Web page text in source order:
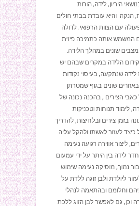
היריון, לידה, הורות
הנקה והיא עובדת בבתי חולים
עם הצוות הרפואי. לדולה
המשמש אותה כתמיכה פיזית
שונים במהלך הלידה.
הלידה במקרים שבהם יש
לידה שנתקעה, בעיסוי נקודות
שונים בגוף שמטרתן
הצירים , בהכנה נכונה של
לימוד תנוחות וטכניקות
בזמן צירים ובלחיצות, להדריך
לעזור לאשתו ולהקל עליה
ליצור אווירה רגועה נעימה
לידה בין היתר על ידי עמעום
נמוך, מוסיקה נעימה שימוש
ליולדת ולבן זוגה ללדת על
וחלומם ובהתאמה לנהלי
וכן, גם לאפשר לבן הזוג ללכת